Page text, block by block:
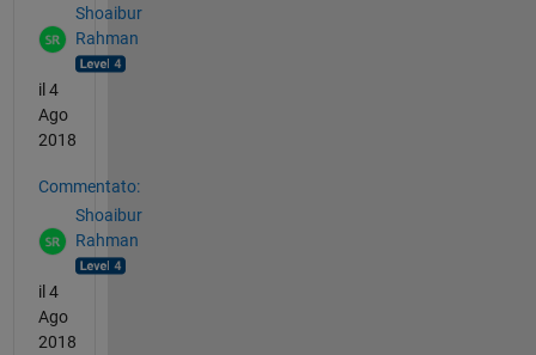
Shoaibur
Rahman
il 4
Ago
2018
Commentato:
Shoaibur
Rahman
il 4
Ago
2018